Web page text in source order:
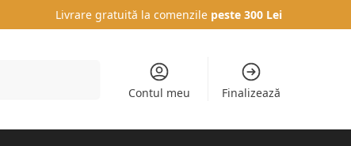
Livrare gratuită la comenzile peste 300 Lei
Contul meu Finalizează